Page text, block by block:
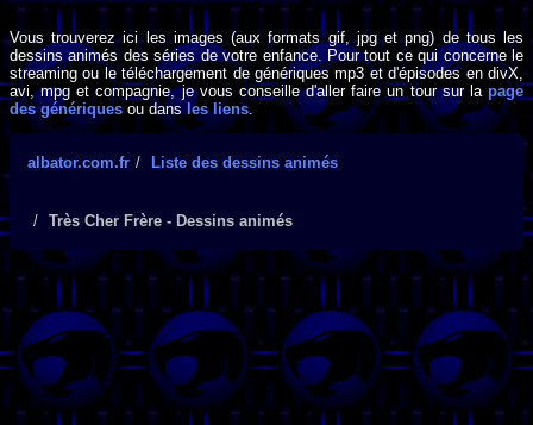
Vous trouverez ici les images (aux formats gif, jpg et png) de tous les
dessins animés des séries de votre enfance. Pour tout ce qui concerne le
streaming ou le téléchargement de génériques mp3 et d'épisodes en divX,
avi, mpg et compagnie, je vous conseille d'aller faire un tour sur la page
des génériques ou dans les liens
albator.com.fr Liste des dessins animés
Très Cher Frère - Dessins animés